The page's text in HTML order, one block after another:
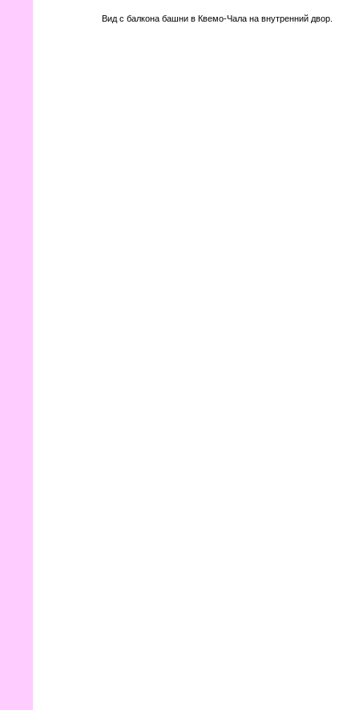
Вид с балкона башни в Квемо-Чала на внутренний двор.